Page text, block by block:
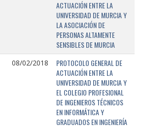
ACTUACIÓN ENTRE LA
UNIVERSIDAD DE MURCIA Y
LA ASOCIACIÓN DE
PERSONAS ALTAMENTE
SENSIBLES DE MURCIA
08/02/2018
PROTOCOLO GENERAL DE
ACTUACIÓN ENTRE LA
UNIVERSIDAD DE MURCIA Y
EL COLEGIO PROFESIONAL
DE INGENIEROS TÉCNICOS
EN INFORMÁTICA Y
GRADUADOS EN INGENIERÍA